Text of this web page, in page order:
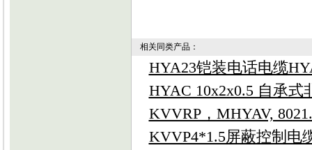
相关同类产品：
HYA23铠装电话电缆
HYAC 10x2x0.5 自承
KVVRP，MHYAV,
KVVP4*1.5屏蔽控制电